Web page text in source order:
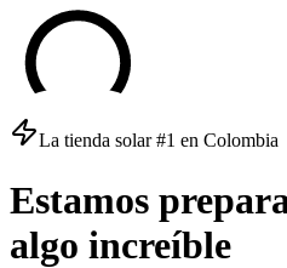
La tienda solar #1 en Colombia
Estamos
algo increíble